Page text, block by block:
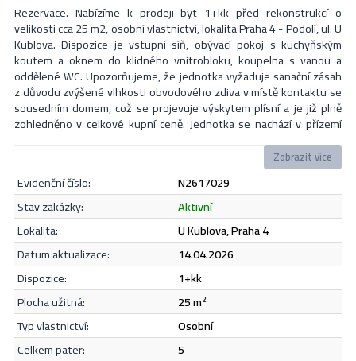
Souhlasím sezásadami ochrany osobních údajů.
Odeslat
Rezervace. Nabízíme k prodeji byt 1+kk před rekonstrukcí o
velikosti cca 25 m2, osobní vlastnictví, lokalita Praha 4 - Podolí, ul. U
Kublova. Dispozice je vstupní síň, obývací pokoj s kuchyňským
koutem a oknem do klidného vnitrobloku, koupelna s vanou a
oddělené WC. Upozorňujeme, že jednotka vyžaduje sanační zásah
z důvodu zvýšené vlhkosti obvodového zdiva v místě kontaktu se
sousedním domem, což se projevuje výskytem plísní a je již plně
zohledněno v celkové kupní ceně. Jednotka se nachází v přízemí
domu po rekonstrukci. V blízkosti veškerá občanská a kulturní
vybavenost, perfektní dopravní dostupnost. V případě zájmu či
dotazů neváhejte kontaktovat makléře i přes víkend.
Zobrazit více
evidenční číslo:
N2617029
stav zakázky:
aktivní
lokalita:
U Kublova, Praha 4
datum aktualizace:
14.04.2026
dispozice:
1+kk
plocha užitná:
25 m2
typ vlastnictví:
osobní
celkem pater:
5